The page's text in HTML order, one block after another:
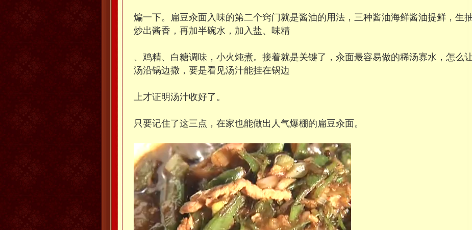
煸一下。扁豆汆面入味的第二个窍门就是酱油的用法，三种酱油海鲜酱油提鲜，生
炒出酱香，再加半碗水，加入盐、味精
、鸡精、白糖调味，小火炖煮。接着就是关键了，汆面最容易做的稀汤寡水，怎么
汤沿锅边撒，要是看见汤汁能挂在锅边
上才证明汤汁收好了。
只要记住了这三点，在家也能做出人气爆棚的扁豆汆面。